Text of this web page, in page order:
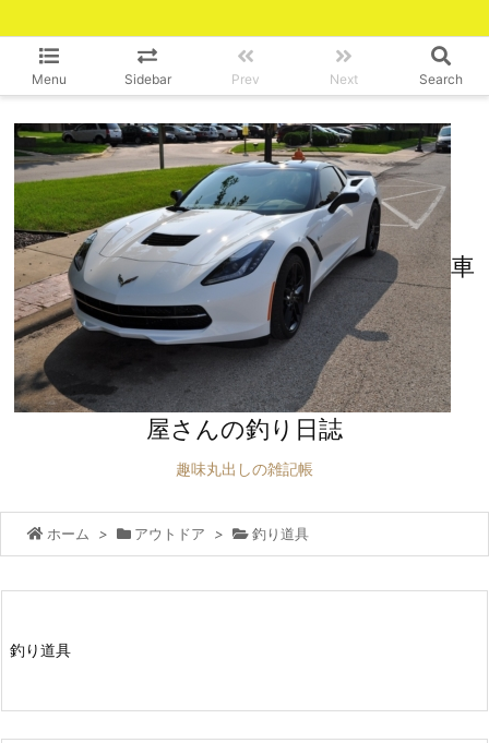
Menu Sidebar Prev Next Search
車
屋さんの釣り日誌
趣味丸出しの雑記帳
ホーム > アウトドア > 釣り道具
釣り道具